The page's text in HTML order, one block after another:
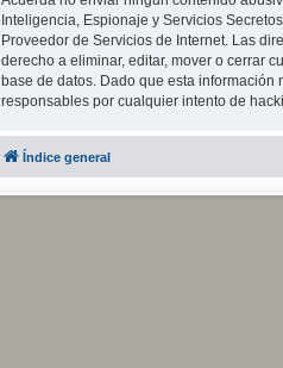
Inteligencia, Espionaje y Servicios
Proveedor de Servicios de Internet. Las
derecho a eliminar, editar, mover o cerrar
base de datos. Dado que esta información
responsables por cualquier intento de
Índice general